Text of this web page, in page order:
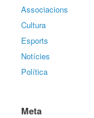
Associacions
Cultura
Esports
Notícies
Política
Meta